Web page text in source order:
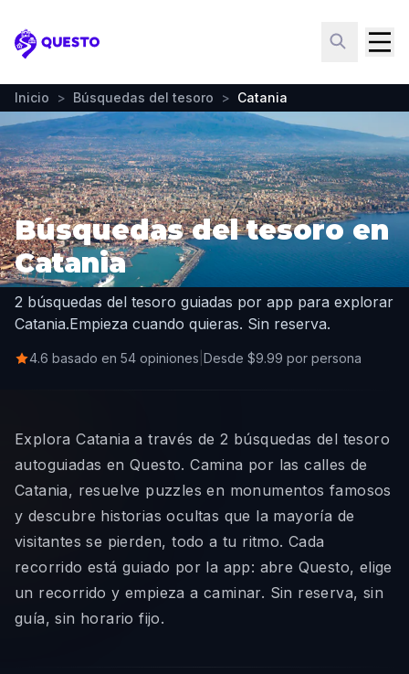
Questo
Inicio > Búsquedas del tesoro > Catania
Búsquedas del tesoro en
Catania
2 búsquedas del tesoro guiadas por app para explorar
Catania.Empieza cuando quieras. Sin reserva.
4.6 basado en 54 opiniones Desde $9.99 por persona
Explora Catania a través de 2 búsquedas del tesoro
autoguiadas en Questo. Camina por las calles de
Catania, resuelve puzzles en monumentos famosos
y descubre historias ocultas que la mayoría de
visitantes se pierden, todo a tu ritmo. Cada
recorrido está guiado por la app: abre Questo, elige
un recorrido y empieza a caminar. Sin reserva, sin
guía, sin horario fijo.